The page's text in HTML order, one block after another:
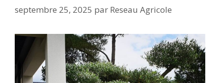
septembre 25, 2025 par Reseau Agricole